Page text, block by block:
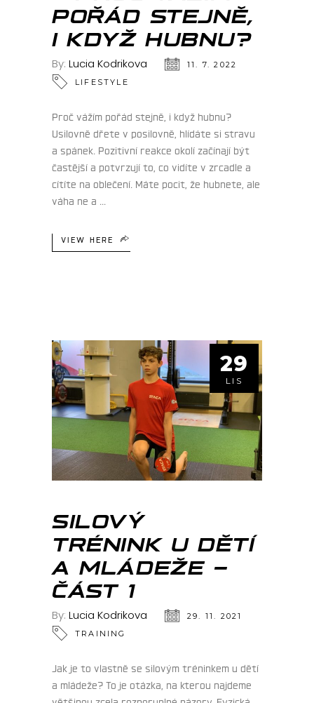
POŘÁD STEJNĚ,
I KDYŽ HUBNU?
By: Lucia Kodrikova
11. 7. 2022
LIFESTYLE
Proč vážím pořád stejně, i když hubnu?
Usilovně dřete v posilovně, hlídáte si stravu
a spánek. Pozitivní reakce okolí začínají být
častější a potvrzují to, co vidíte v zrcadle a
cítíte na oblečení. Máte pocit, že hubnete, ale
váha ne a
VIEW HERE
29
LIS
SILOVÝ
TRÉNINK U DĚTÍ
A MLÁDEŽE –
ČÁST 1
By: Lucia Kodrikova
29. 11. 2021
TRAINING
Jak je to vlastně se silovým tréninkem u dětí
a mládeže? To je otázka, na kterou najdeme